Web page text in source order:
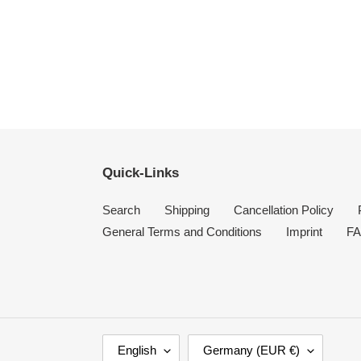
Quick-Links
Search Shipping Cancellation Policy
General Terms and Conditions
Imprint
English Germany (EUR €)